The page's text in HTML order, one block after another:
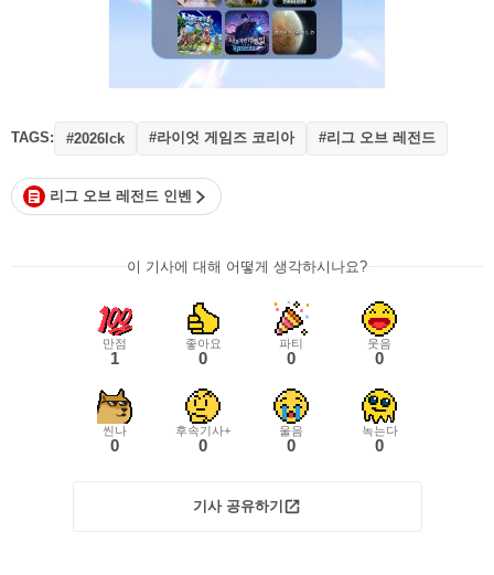
TAGS: #2026lck #라이엇 게임즈 코리아 #리그 오브 레전드
리그 오브 레전드 인벤
이 기사에 대해 어떻게 생각하시나요?
만점
1
좋아요
0
파티
0
웃음
0
씬나
0
후속기사+
0
울음
0
녹는다
0
기사 공유하기